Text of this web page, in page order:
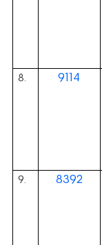
8. 9114
9. 8392